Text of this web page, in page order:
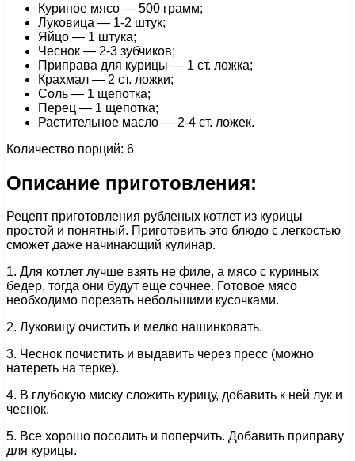
Куриное мясо — 500 грамм;
Луковица — 1-2 штук;
Яйцо — 1 штука;
Чеснок — 2-3 зубчиков;
Приправа для курицы — 1 ст. ложка;
Крахмал — 2 ст. ложки;
Соль — 1 щепотка;
Перец — 1 щепотка;
Растительное масло — 2-4 ст. ложек.
Количество порций: 6
Описание приготовления:
Рецепт приготовления рубленых котлет из курицы
простой и понятный. Приготовить это блюдо с легкостью
сможет даже начинающий кулинар.
1. Для котлет лучше взять не филе, а мясо с куриных
бедер, тогда они будут еще сочнее. Готовое мясо
необходимо порезать небольшими кусочками.
2. Луковицу очистить и мелко нашинковать.
3. Чеснок почистить и выдавить через пресс (можно
натереть на терке).
4. В глубокую миску сложить курицу, добавить к ней лук и
чеснок.
5. Все хорошо посолить и поперчить. Добавить приправу
для курицы.